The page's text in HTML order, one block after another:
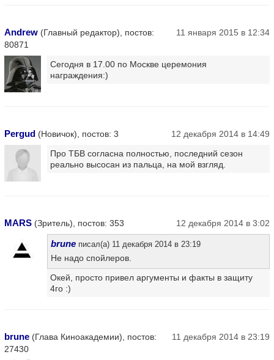
Andrew (Главный редактор), постов:
80871
11 января 2015 в 12:34
Сегодня в 17.00 по Москве церемония
награждения:)
Pergud (Новичок), постов: 3
12 декабря 2014 в 14:49
Про ТБВ согласна полностью, последний сезон
реально высосан из пальца, на мой взгляд.
MARS (Зритель), постов: 353 12 декабря 2014 в 3:02
brune писал(а) 11 декабря 2014 в 23:19
Не надо спойлеров.
Окей, просто привел аргументы и факты в защиту
4го :)
brune (Глава Киноакадемии), постов:
27430
11 декабря 2014 в 23:19